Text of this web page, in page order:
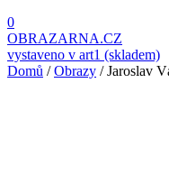
0
OBRAZARNA.CZ
vystaveno v art1 (skladem)
Domů /Obrazy / Jaroslav